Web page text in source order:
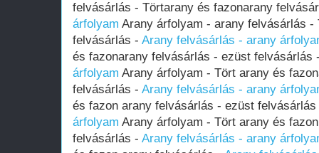
felvásárlás - Törtarany és fazonarany
árfolyam Arany árfolyam - arany felvásárlás -
felvásárlás - Arany felvásárlás - arany
és fazonarany felvásárlás - ezüst felvásárlás
árfolyam Arany árfolyam - Tört arany és
felvásárlás - Arany felvásárlás - arany
és fazon arany felvásárlás - ezüst
árfolyam Arany árfolyam - Tört arany és
felvásárlás - Arany felvásárlás - arany